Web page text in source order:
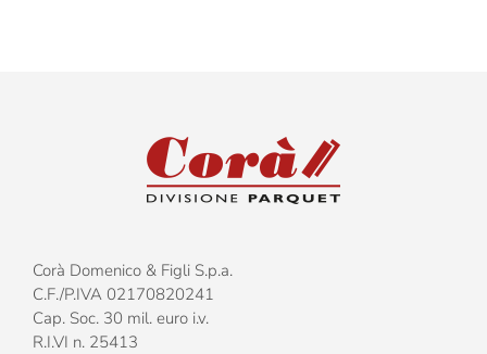
Corà Domenico & Figli S.p.a.
C.F./P.IVA 02170820241
Cap. Soc. 30 mil. euro i.v.
R.I.VI n. 25413